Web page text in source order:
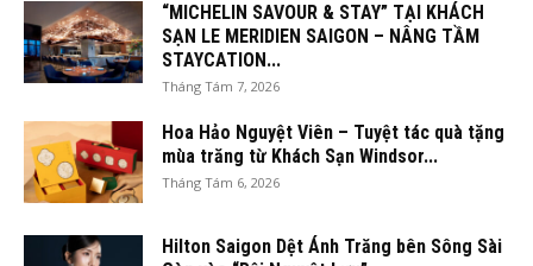
“MICHELIN SAVOUR & STAY” TẠI KHÁCH
SẠN LE MERIDIEN SAIGON – NÂNG TẦM
STAYCATION...
Tháng Tám 7, 2026
Hoa Hảo Nguyệt Viên – Tuyệt tác quà tặng
mùa trăng từ Khách Sạn Windsor...
Tháng Tám 6, 2026
Hilton Saigon Dệt Ánh Trăng bên Sông Sài